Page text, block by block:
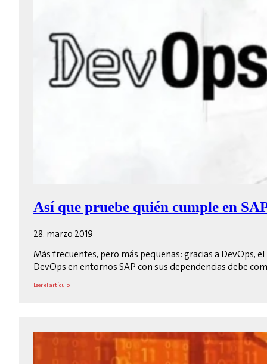
Así que pruebe quién cumple en
28. marzo 2019
Más frecuentes, pero más pequeñas: gracias a DevOps,
DevOps en entornos SAP con sus dependencias debe
Leer el artículo